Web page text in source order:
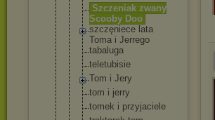
Szczeniak zwany
Scooby Doo
szczęniece lata
Toma i Jerrego
tabaluga
teletubisie
Tom i Jery
tom i jerry
tomek i przyjaciele